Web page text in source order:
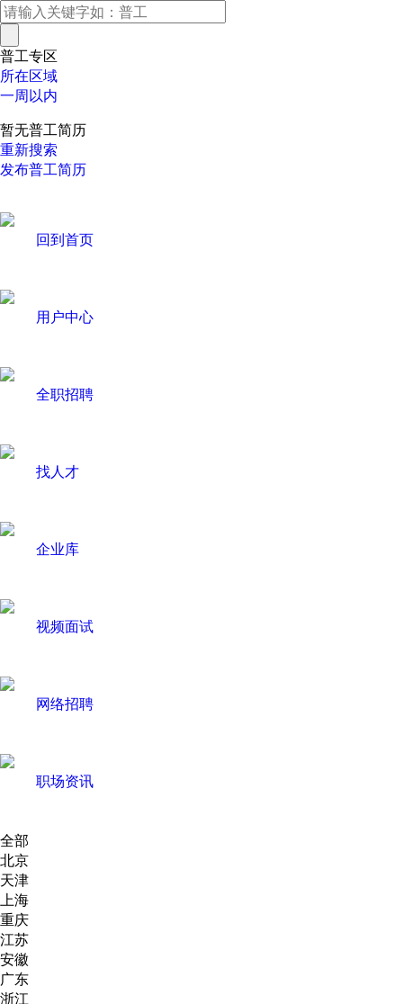
普工专区
所在区域
一周以内
暂无普工简历
重新搜索
发布普工简历
回到首页
用户中心
全职招聘
找人才
企业库
视频面试
网络招聘
职场资讯
全部
北京
天津
上海
重庆
江苏
安徽
广东
浙江